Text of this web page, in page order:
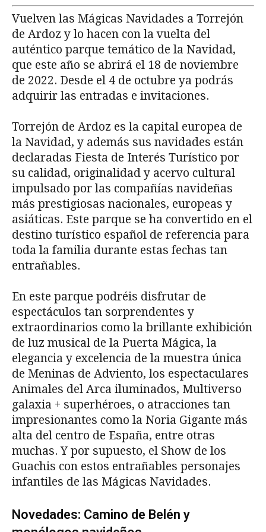
Vuelven las Mágicas Navidades a Torrejón
de Ardoz y lo hacen con la vuelta del
auténtico parque temático de la Navidad,
que este año se abrirá el 18 de noviembre
de 2022. Desde el 4 de octubre ya podrás
adquirir las entradas e invitaciones.
Torrejón de Ardoz es la capital europea de
la Navidad, y además sus navidades están
declaradas Fiesta de Interés Turístico por
su calidad, originalidad y acervo cultural
impulsado por las compañías navideñas
más prestigiosas nacionales, europeas y
asiáticas. Este parque se ha convertido en el
destino turístico español de referencia para
toda la familia durante estas fechas tan
entrañables.
En este parque podréis disfrutar de
espectáculos tan sorprendentes y
extraordinarios como la brillante exhibición
de luz musical de la Puerta Mágica, la
elegancia y excelencia de la muestra única
de Meninas de Adviento, los espectaculares
Animales del Arca iluminados, Multiverso
galaxia + superhéroes, o atracciones tan
impresionantes como la Noria Gigante más
alta del centro de España, entre otras
muchas. Y por supuesto, el Show de los
Guachis con estos entrañables personajes
infantiles de las Mágicas Navidades.
Novedades: Camino de Belén y